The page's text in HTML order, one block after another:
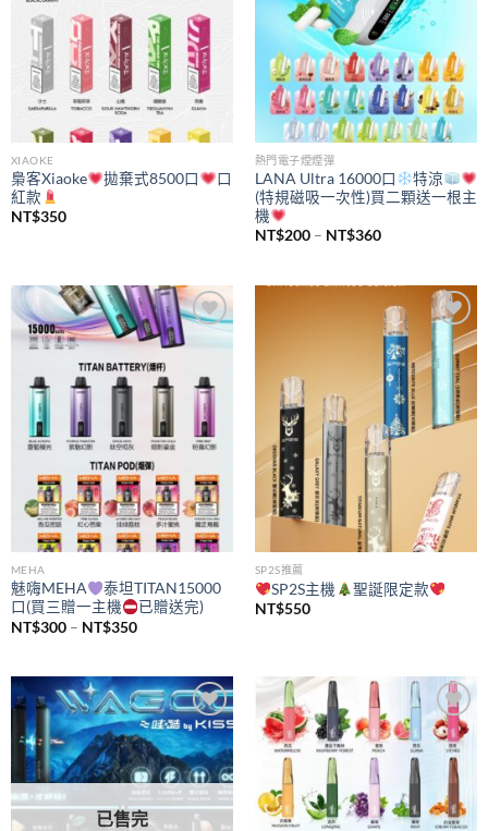
XIAOKE
梟客Xiaoke 拋棄式8500口
口
紅款
NT$350
熱門電子煙煙彈
LANA Ultra 16000口
特涼
(特規磁吸一次性)買二顆送一根主
機
NT$200 – NT$360價
NT$200
到
NT$360
Add to
MEHA
魅嗨MEHA
泰坦TITAN15000
口(買三贈一主機
已贈送完)
NT$300 – NT$350價
NT$300
到
NT$350
Add to
wishlist
SP2S推薦
SP2S主機
聖誕限定款
NT$550
Add to
wishlist
已售完
Add to
wishlist